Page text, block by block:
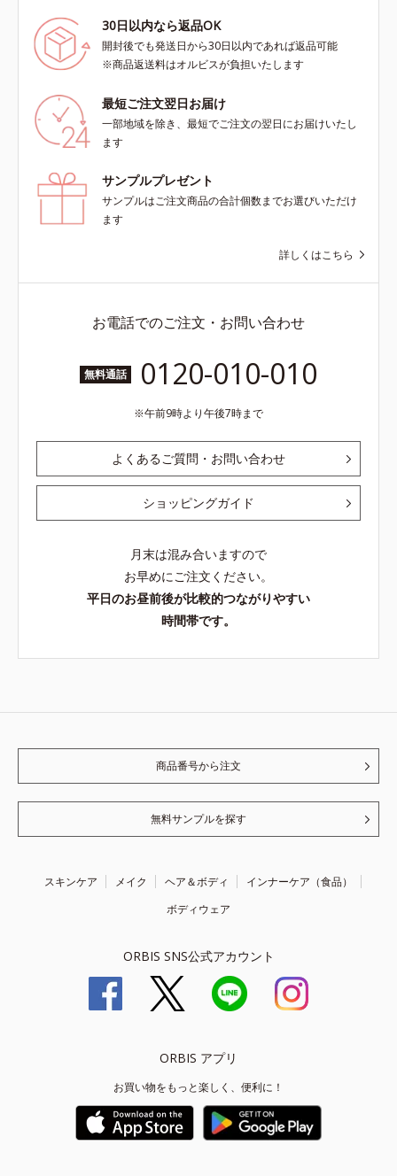
30日以内なら返品OK
開封後でも発送日から30日以内であれば返品可能
※商品返送料はオルビスが負担いたします
最短ご注文翌日お届け
一部地域を除き、最短でご注文の翌日にお届けいたし
ます
サンプルプレゼント
サンプルはご注文商品の合計個数までお選びいただけ
ます
詳しくはこちら
お電話でのご注文・お問い合わせ
無料通話 0120-010-010
午前9時より午後7時まで
よくあるご質問・お問い合わせ
ショッピングガイド
月末は混み合いますので
お早めにご注文ください。
平日のお昼前後が比較的つながりやすい
時間帯です。
商品番号から注文
無料サンプルを探す
スキンケア メイク ヘア＆ボディ
インナーケア（食品）
ボディウェア
ORBIS SNS公式アカウント
ORBIS アプリ
お買い物をもっと楽しく、便利に！